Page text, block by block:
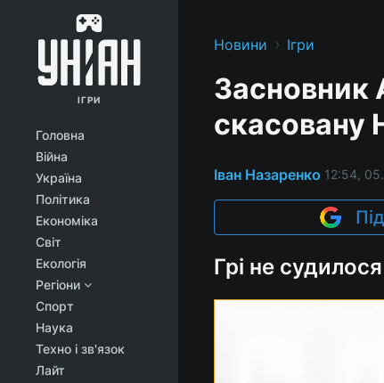
ІГРИ
Головна
Війна
Україна
Політика
Економіка
Світ
Екологія
Регіони
Спорт
Наука
Техно і зв'язок
Лайт
Новини › Ігри
Засновник
скасовану
Іван Назаренко 12:54,
Грі не